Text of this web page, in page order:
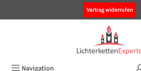
Vertrag widerrufen
Navigation